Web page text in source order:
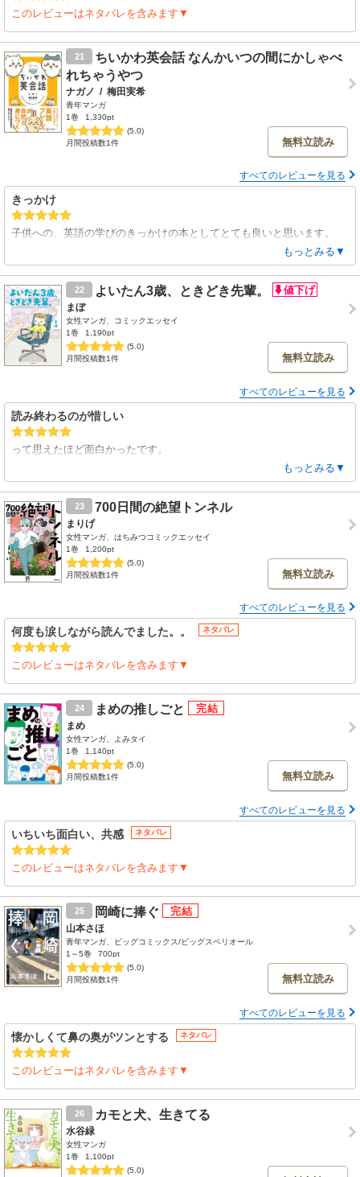
このレビューはネタバレを含みます▼
21
ちいかわ英会話 なんかいつの間にかしゃべ
れちゃうやつ
ナガノ / 梅田実希
青年マンガ
1巻
1,330pt
(5.0)
月間投稿数1件
無料立読み
すべてのレビューを見る
きっかけ
子供への、英語の学びのきっかけの本としてとても良いと思います。
やはり可愛いって正義だなと思います！かわいいから、何度も読みたく
なりますからね
もっとみる▼
22 よいたん3歳、ときどき先輩。
まぼ
女性マンガ、コミックエッセイ
1巻
1,190pt
(5.0)
月間投稿数1件
無料立読み
すべてのレビューを見る
読み終わるのが惜しい
って思えたほど面白かったです。
子育て漫画は結構読んでる方ですが、よいたんの個性が際立っていて本
当に面白い。試し読みのページだけ読んでもそれがわかります。
辛い時、悲しい時とかネガティブな気持ちになった時にこれを読むと解
消されます。子育てに関係ない人(自分のこと)が読んでも充分面白いで
す。
お母さん(作者様)が理系の方なのか、冷静に「子育てはどうあるべき
か」(ジェンダーバイアスをかけないようにとか)と考えられているのも
好ましい。
少しお値段が高いですが、元が取れたので大満足です。
もっとみる▼
23 700日間の絶望トンネル
まりげ
女性マンガ、はちみつコミックエッセイ
1巻
1,200pt
(5.0)
月間投稿数1件
無料立読み
すべてのレビューを見る
何度も涙しながら読んでました。。 ネタバレ
このレビューはネタバレを含みます▼
24 まめの推しごと
まめ
女性マンガ、よみタイ
1巻
1,140pt
(5.0)
月間投稿数1件
無料立読み
すべてのレビューを見る
いちいち面白い、共感 ネタバレ
このレビューはネタバレを含みます▼
25 岡崎に捧ぐ
山本さほ
青年マンガ、ビッグコミックス/ビッグスペリオール
1～5巻
700pt
(5.0)
月間投稿数1件
無料立読み
すべてのレビューを見る
懐かしくて鼻の奥がツンとする ネタバレ
このレビューはネタバレを含みます▼
26 カモと犬、生きてる
水谷緑
女性マンガ
1巻
1,100pt
(5.0)